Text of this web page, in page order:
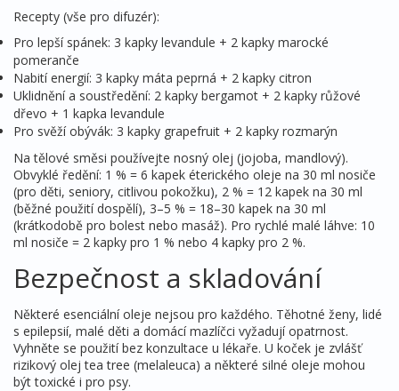
Recepty (vše pro difuzér):
Pro lepší spánek: 3 kapky levandule + 2 kapky marocké
pomeranče
Nabití energií: 3 kapky máta peprná + 2 kapky citron
Uklidnění a soustředění: 2 kapky bergamot + 2 kapky růžové
dřevo + 1 kapka levandule
Pro svěží obývák: 3 kapky grapefruit + 2 kapky rozmarýn
Na tělové směsi používejte nosný olej (jojoba, mandlový).
Obvyklé ředění: 1 % = 6 kapek éterického oleje na 30 ml nosiče
(pro děti, seniory, citlivou pokožku), 2 % = 12 kapek na 30 ml
(běžné použití dospělí), 3–5 % = 18–30 kapek na 30 ml
(krátkodobě pro bolest nebo masáž). Pro rychlé malé láhve: 10
ml nosiče = 2 kapky pro 1 % nebo 4 kapky pro 2 %.
Bezpečnost a skladování
Některé esenciální oleje nejsou pro každého. Těhotné ženy, lidé
s epilepsií, malé děti a domácí mazlíčci vyžadují opatrnost.
Vyhněte se použití bez konzultace u lékaře. U koček je zvlášť
rizikový olej tea tree (melaleuca) a některé silné oleje mohou
být toxické i pro psy.